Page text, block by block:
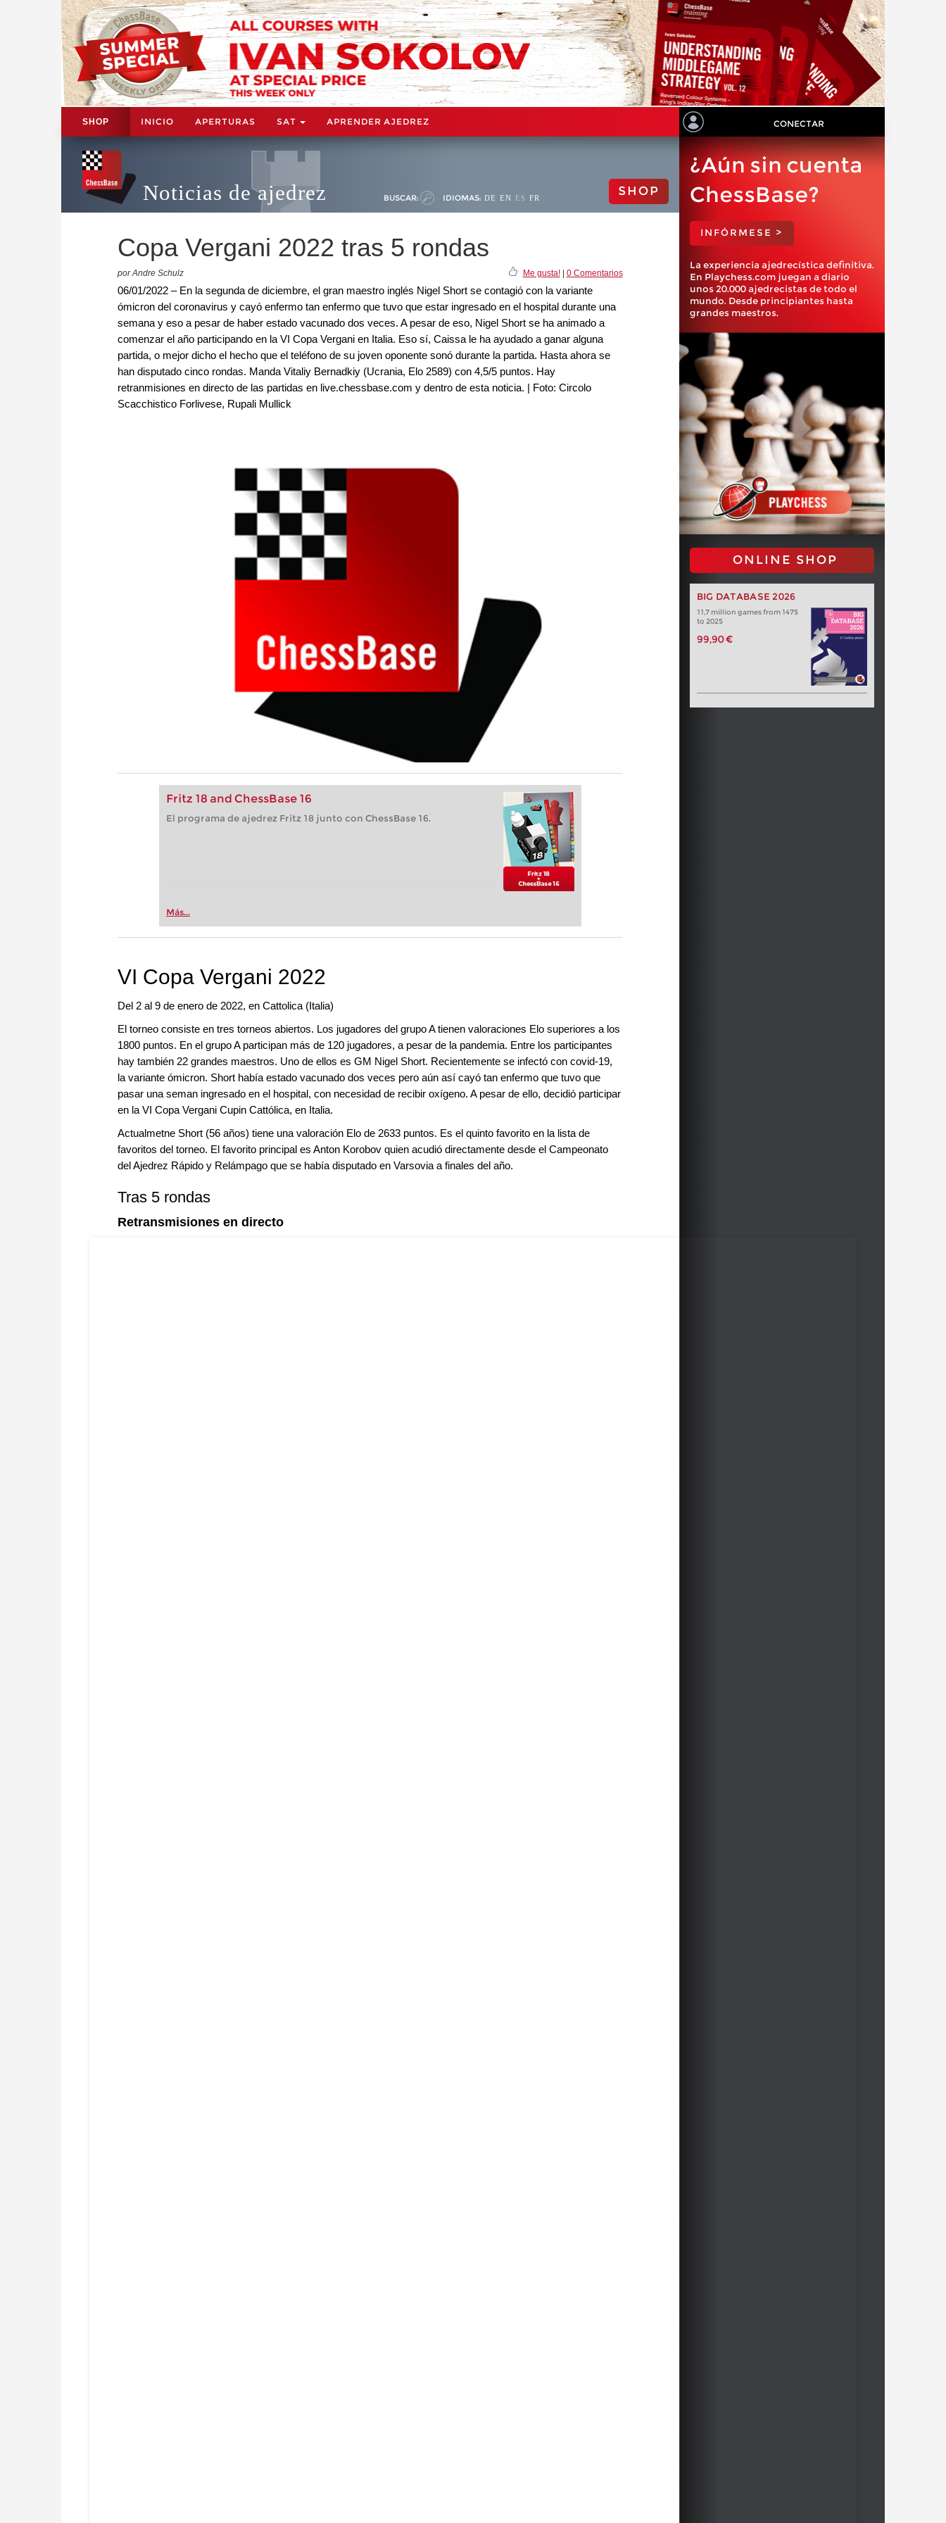
SHOP INICIO APERTURAS SAT APRENDER AJEDREZ CONECTAR
Noticias de ajedrez BUSCAR: IDIOMAS: DE EN ES FR SHOP
Copa Vergani 2022 tras 5 rondas
por Andre Schulz Me gusta!| 0 Comentarios
06/01/2022 – En la segunda de diciembre, el gran maestro inglés Nigel Short se contagió con la variante
ómicron del coronavirus y cayó enfermo tan enfermo que tuvo que estar ingresado en el hospital durante una
semana y eso a pesar de haber estado vacunado dos veces. A pesar de eso, Nigel Short se ha animado a
comenzar el año participando en la VI Copa Vergani en Italia. Eso sí, Caissa le ha ayudado a ganar alguna
partida, o mejor dicho el hecho que el teléfono de su joven oponente sonó durante la partida. Hasta ahora se
han disputado cinco rondas. Manda Vitaliy Bernadkiy (Ucrania, Elo 2589) con 4,5/5 puntos. Hay
retranmisiones en directo de las partidas en live.chessbase.com y dentro de esta noticia. | Foto: Circolo
Scacchistico Forlivese, Rupali Mullick
Fritz 18 and ChessBase 16
El programa de ajedrez Fritz 18 junto con ChessBase 16.
Más...
¿Aún sin cuenta
ChessBase?
INFÓRMESE >
La experiencia ajedrecística definitiva.
En Playchess.com juegan a diario
unos 20.000 ajedrecistas de todo el
mundo. Desde principiantes hasta
grandes maestros.
ONLINE SHOP
BIG DATABASE 2026
11,7 million games from 1475
to 2025
99,90 €
VI Copa Vergani 2022
Del 2 al 9 de enero de 2022, en Cattolica (Italia)
El torneo consiste en tres torneos abiertos. Los jugadores del grupo A tienen valoraciones Elo superiores a los
1800 puntos. En el grupo A participan más de 120 jugadores, a pesar de la pandemia. Entre los participantes
hay también 22 grandes maestros. Uno de ellos es GM Nigel Short. Recientemente se infectó con covid-19,
la variante ómicron. Short había estado vacunado dos veces pero aún así cayó tan enfermo que tuvo que
pasar una seman ingresado en el hospital, con necesidad de recibir oxígeno. A pesar de ello, decidió participar
en la VI Copa Vergani Cupin Cattólica, en Italia.
Actualmetne Short (56 años) tiene una valoración Elo de 2633 puntos. Es el quinto favorito en la lista de
favoritos del torneo. El favorito principal es Anton Korobov quien acudió directamente desde el Campeonato
del Ajedrez Rápido y Relámpago que se había disputado en Varsovia a finales del año.
Tras 5 rondas
Retransmisiones en directo